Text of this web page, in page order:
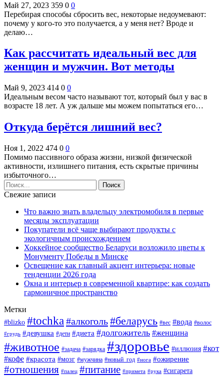
Май 27, 2023 359 0 0
Перебирая способы сбросить вес, некоторые недоумевают:
почему у кого-то это получается, а у меня нет? Вроде и
делаю…
Как рассчитать идеальный вес для
женщин и мужчин. Вот методы
Май 9, 2023 414 0 0
Идеальным весом часто называют тот, который был у вас в
возрасте 18 лет. А уж дальше мы можем попытаться его…
Откуда берётся лишний вес?
Ноя 1, 2022 474 0 0
Помимо пассивного образа жизни, низкой физической
активности, излишнего питания, есть скрытые причины
избыточного…
Свежие записи
Что важно знать владельцу электромобиля в первые
месяцы эксплуатации
Покупатели всё чаще выбирают продукты с
экологичным происхождением
Хоккейное сообщество Беларуси возложило цветы к
Монументу Победы в Минске
Освещение как главный акцент интерьера: новые
тенденции 2026 года
Окна и интерьер в современной квартире: как создать
гармоничное пространство
Метки
#blizko #tochka #алкоголь#беларусь #вес #вода #волос
#грудь #девушка #дети #диета #долгожитель #женщина
#животное #задача #зарядка #здоровье #иллюзия #кот
#кофе #красота #мозг #мужчина #новый_год #нога #ожирение
#отношения #палец #питание #примета #рука #сигарета